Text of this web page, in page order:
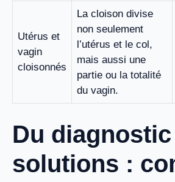
Utérus et
vagin
cloisonnés
La cloison divise
non seulement
l’utérus et le col,
mais aussi une
partie ou la totalité
du vagin.
Du
solutions :